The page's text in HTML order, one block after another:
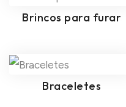
Brincos para furar
Braceletes